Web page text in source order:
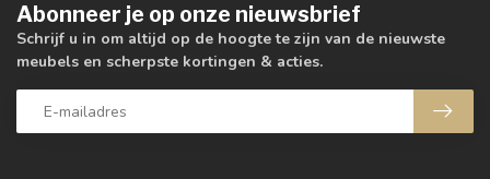
Abonneer je op onze nieuwsbrief
Schrijf u in om altijd op de hoogte te zijn van de nieuwste
meubels en scherpste kortingen & acties.